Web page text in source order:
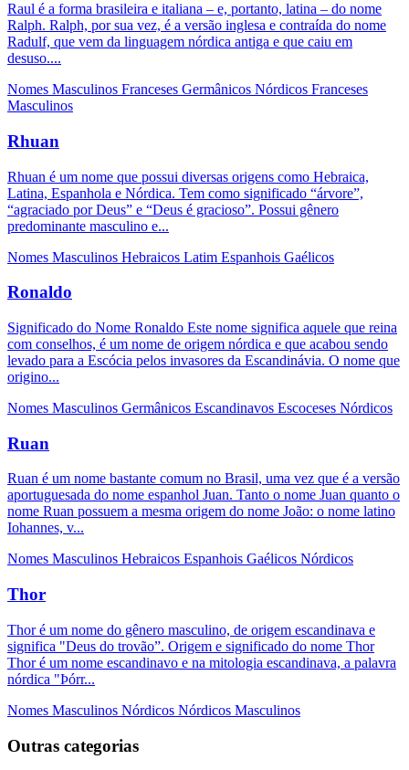
Raul é a forma brasileira e italiana – e, portanto, latina – do nome
Ralph. Ralph, por sua vez, é a versão inglesa e contraída do nome
Radulf, que vem da linguagem nórdica antiga e que caiu em
desuso....
Nomes Masculinos Franceses Germânicos Nórdicos Franceses
Masculinos
Rhuan
Rhuan é um nome que possui diversas origens como Hebraica,
Latina, Espanhola e Nórdica. Tem como significado “árvore”,
“agraciado por Deus” e “Deus é gracioso”. Possui gênero
predominante masculino e...
Nomes Masculinos Hebraicos Latim Espanhois Gaélicos
Ronaldo
Significado do Nome Ronaldo Este nome significa aquele que reina
com conselhos, é um nome de origem nórdica e que acabou sendo
levado para a Escócia pelos invasores da Escandinávia. O nome que
origino...
Nomes Masculinos Germânicos Escandinavos Escoceses Nórdicos
Ruan
Ruan é um nome bastante comum no Brasil, uma vez que é a versão
aportuguesada do nome espanhol Juan. Tanto o nome Juan quanto o
nome Ruan possuem a mesma origem do nome João: o nome latino
Iohannes, v...
Nomes Masculinos Hebraicos Espanhois Gaélicos Nórdicos
Thor
Thor é um nome do gênero masculino, de origem escandinava e
significa "Deus do trovão”. Origem e significado do nome Thor
Thor é um nome escandinavo e na mitologia escandinava, a palavra
nórdica "Þórr...
Nomes Masculinos Nórdicos Nórdicos Masculinos
Outras categorias